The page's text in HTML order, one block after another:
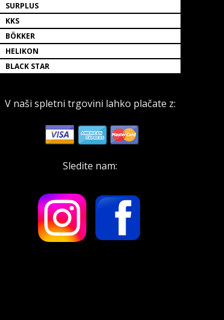
SURPLUS
KKS
BÖKKER
HELIKON
BLACK STAR
V naši spletni trgovini lahko plačate z:
Sledite nam: